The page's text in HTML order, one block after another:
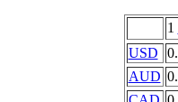
1
USD
AUD